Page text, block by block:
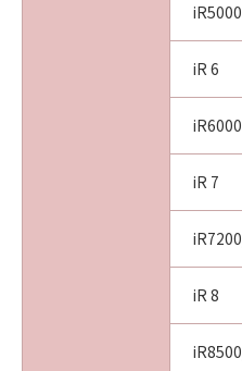
iR 6
iR 7
iR 8